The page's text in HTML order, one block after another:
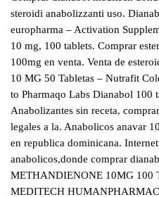
steroidi anabolizzanti uso.
europharma – Activation
10 mg, 100 tablets. Comprar
100mg en venta. Venta de
10 MG 50 Tabletas – Nutrafit
to Pharmaqo Labs Dianabol 100
Anabolizantes sin receta,
legales a la. Anabolicos anavar
en republica dominicana.
anabolicos,donde comprar
METHANDIENONE 10MG 100
MEDITECH